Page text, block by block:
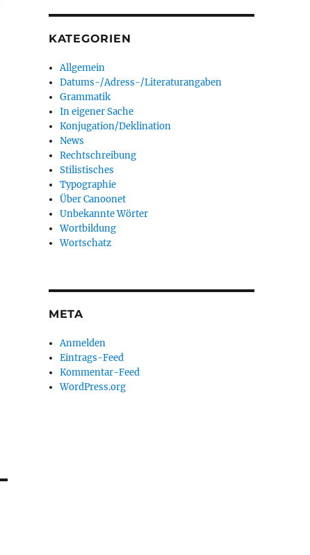
KATEGORIEN
Allgemein
Datums-/Adress-/Literaturangaben
Grammatik
In eigener Sache
Konjugation/Deklination
News
Rechtschreibung
Stilistisches
Typographie
Über Canoonet
Unbekannte Wörter
Wortbildung
Wortschatz
META
Anmelden
Eintrags-Feed
Kommentar-Feed
WordPress.org